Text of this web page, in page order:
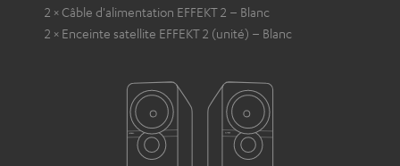
2 × Câble d'alimentation EFFEKT 2 – Blanc
2 × Enceinte satellite EFFEKT 2 (unité) – Blanc